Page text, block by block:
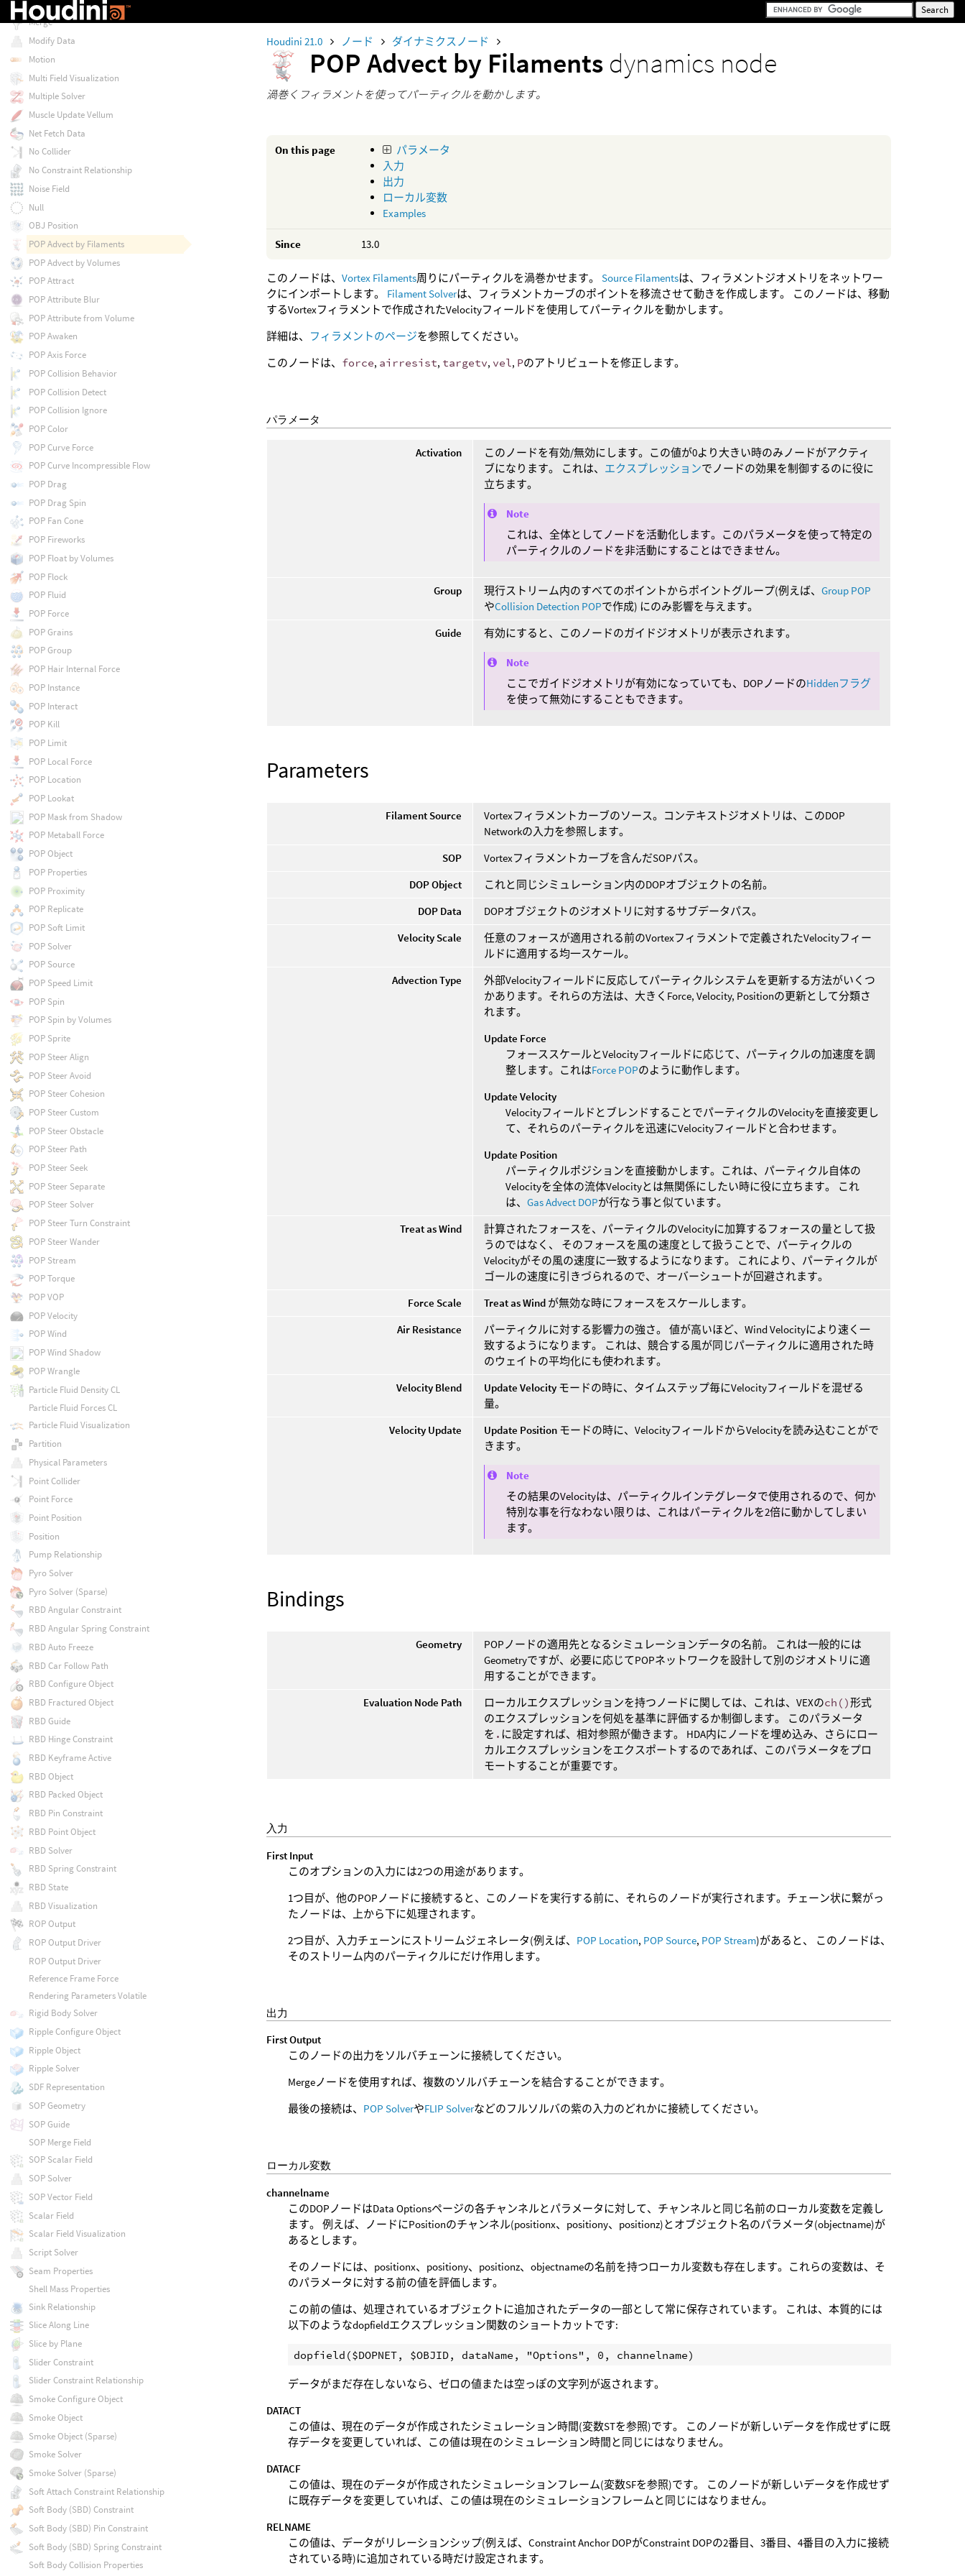
Houdini 21.0 ノード ダイナミクスノード
POP Advect by Filaments dynamics node
渦巻くフィラメントを使ってパーティクルを動かします。
On this page
パラメータ
入力
出力
ローカル変数
Examples
Since 13.0
このノードは、Vortex Filaments周りにパーティクルを渦巻かせます。Source Filamentsは、フィラメントジオメトリをネットワー
クにインポートします。 Filament Solverは、フィラメントカーブのポイントを移流させて動きを作成します。 このノードは、移動
するVortexフィラメントで作成されたVelocityフィールドを使用してパーティクルを動かします。
詳細は、 フィラメントのページを参照してください。
このノードは、 force, airresist, targetv, vel, Pのアトリビュートを修正します。
パラメータ
Activation
このノードを有効/無効にします。この値が0より大きい時のみノードがアクティ
ブになります。 これは、 エクスプレッションでノードの効果を制御するのに役に
立ちます。
Note
これは、全体としてノードを活動化します。このパラメータを使って特定の
パーティクルのノードを非活動にすることはできません。
Group 現行ストリーム内のすべてのポイントからポイントグループ(例えば、Group POP
やCollision Detection POPで作成) にのみ影響を与えます。
Guide
有効にすると、このノードのガイドジオメトリが表示されます。
Note
ここでガイドジオメトリが有効になっていても、DOPノードのHiddenフラグ
を使って無効にすることもできます。
Parameters
Filament Source
Vortexフィラメントカーブのソース。コンテキストジオメトリは、このDOP
Networkの入力を参照します。
SOP
Vortexフィラメントカーブを含んだSOPパス。
DOP Object
これと同じシミュレーション内のDOPオブジェクトの名前。
DOP Data
DOPオブジェクトのジオメトリに対するサブデータパス。
Velocity Scale
任意のフォースが適用される前のVortexフィラメントで定義されたVelocityフィー
ルドに適用する均一スケール。
Advection Type
外部Velocityフィールドに反応してパーティクルシステムを更新する方法がいくつ
かあります。それらの方法は、大きくForce, Velocity, Positionの更新として分類さ
れます。
Update Force
フォーススケールとVelocityフィールドに応じて、パーティクルの加速度を調
整します。これはForce POPのように動作します。
Update Velocity
VelocityフィールドとブレンドすることでパーティクルのVelocityを直接変更し
て、それらのパーティクルを迅速にVelocityフィールドと合わせます。
Update Position
パーティクルポジションを直接動かします。これは、パーティクル自体の
Velocityを全体の流体Velocityとは無関係にしたい時に役に立ちます。 これ
は、Gas Advect DOPが行なう事と似ています。
Treat as Wind
計算されたフォースを、パーティクルのVelocityに加算するフォースの量として扱
うのではなく、 そのフォースを風の速度として扱うことで、パーティクルの
Velocityがその風の速度に一致するようになります。 これにより、パーティクルが
ゴールの速度に引きづられるので、オーバーシュートが回避されます。
Force Scale
Treat as Wind が無効な時にフォースをスケールします。
Air Resistance
パーティクルに対する影響力の強さ。 値が高いほど、Wind Velocityにより速く一
致するようになります。 これは、競合する風が同じパーティクルに適用された時
のウェイトの平均化にも使われます。
Velocity Blend
Update Velocity モードの時に、タイムステップ毎にVelocityフィールドを混ぜる
量。
Velocity Update
Update Position モードの時に、VelocityフィールドからVelocityを読み込むことがで
きます。
Note
その結果のVelocityは、パーティクルインテグレータで使用されるので、何か
特別な事を行なわない限りは、これはパーティクルを2倍に動かしてしまい
ます。
Bindings
Geometry
POPノードの適用先となるシミュレーションデータの名前。 これは一般的には
Geometryですが、必要に応じてPOPネットワークを設計して別のジオメトリに適
用することができます。
Evaluation Node Path
ローカルエクスプレッションを持つノードに関しては、これは、VEXのch()形式
のエクスプレッションを何処を基準に評価するか制御します。 このパラメータ
を . に設定すれば、相対参照が働きます。 HDA内にノードを埋め込み、さらにロー
カルエクスプレッションをエクスポートするのであれば、このパラメータをプロ
モートすることが重要です。
入力
First Input
このオプションの入力には2つの用途があります。
1つ目が、他のPOPノードに接続すると、このノードを実行する前に、それらのノードが実行されます。チェーン状に繋がっ
たノードは、上から下に処理されます。
2つ目が、入力チェーンにストリームジェネレータ(例えば、 POP Location, POP Source, POP Stream)があると、 このノードは、
そのストリーム内のパーティクルにだけ作用します。
出力
First Output
このノードの出力をソルバチェーンに接続してください。
Mergeノードを使用すれば、複数のソルバチェーンを結合することができます。
最後の接続は、 POP SolverやFLIP Solverなどのフルソルバの紫の入力のどれかに接続してください。
ローカル変数
channelname
このDOPノードはData Optionsページの各チャンネルとパラメータに対して、チャンネルと同じ名前のローカル変数を定義し
ます。 例えば、ノードにPositionのチャンネル(positionx、positiony、positionz)とオブジェクト名のパラメータ(objectname)が
あるとします。
そのノードには、positionx、positiony、positionz、objectnameの名前を持つローカル変数も存在します。これらの変数は、そ
のパラメータに対する前の値を評価します。
この前の値は、処理されているオブジェクトに追加されたデータの一部として常に保存されています。 これは、本質的には
以下のようなdopfieldエクスプレッション関数のショートカットです:
データがまだ存在しないなら、ゼロの値または空っぽの文字列が返されます。
DATACT
この値は、現在のデータが作成されたシミュレーション時間(変数STを参照)です。 このノードが新しいデータを作成せずに既
存データを変更していれば、この値は現在のシミュレーション時間と同じにはなりません。
DATACF
この値は、現在のデータが作成されたシミュレーションフレーム(変数SFを参照)です。 このノードが新しいデータを作成せず
に既存データを変更していれば、この値は現在のシミュレーションフレームと同じにはなりません。
RELNAME
この値は、データがリレーションシップ(例えば、Constraint Anchor DOPがConstraint DOPの2番目、3番目、4番目の入力に接続
されている時)に追加されている時だけ設定されます。
Matrix Field Visualization
Merge
Modify Data
Motion
Multi Field Visualization
Multiple Solver
Muscle Update Vellum
Net Fetch Data
No Collider
No Constraint Relationship
Noise Field
Null
OBJ Position
POP Advect by Filaments
POP Advect by Volumes
POP Attract
POP Attribute Blur
POP Attribute from Volume
POP Awaken
POP Axis Force
POP Collision Behavior
POP Collision Detect
POP Collision Ignore
POP Color
POP Curve Force
POP Curve Incompressible Flow
POP Drag
POP Drag Spin
POP Fan Cone
POP Fireworks
POP Float by Volumes
POP Flock
POP Fluid
POP Force
POP Grains
POP Group
POP Hair Internal Force
POP Instance
POP Interact
POP Kill
POP Limit
POP Local Force
POP Location
POP Lookat
POP Mask from Shadow
POP Metaball Force
POP Object
POP Properties
POP Proximity
POP Replicate
POP Soft Limit
POP Solver
POP Source
POP Speed Limit
POP Spin
POP Spin by Volumes
POP Sprite
POP Steer Align
POP Steer Avoid
POP Steer Cohesion
POP Steer Custom
POP Steer Obstacle
POP Steer Path
POP Steer Seek
POP Steer Separate
POP Steer Solver
POP Steer Turn Constraint
POP Steer Wander
POP Stream
POP Torque
POP VOP
POP Velocity
POP Wind
POP Wind Shadow
POP Wrangle
Particle Fluid Density CL
Particle Fluid Forces CL
Particle Fluid Visualization
Partition
Physical Parameters
Point Collider
Point Force
Point Position
Position
Pump Relationship
Pyro Solver
Pyro Solver (Sparse)
RBD Angular Constraint
RBD Angular Spring Constraint
RBD Auto Freeze
RBD Car Follow Path
RBD Configure Object
RBD Fractured Object
RBD Guide
RBD Hinge Constraint
RBD Keyframe Active
RBD Object
RBD Packed Object
RBD Pin Constraint
RBD Point Object
RBD Solver
RBD Spring Constraint
RBD State
RBD Visualization
ROP Output
ROP Output Driver
ROP Output Driver
Reference Frame Force
Rendering Parameters Volatile
Rigid Body Solver
Ripple Configure Object
Ripple Object
Ripple Solver
SDF Representation
SOP Geometry
SOP Guide
SOP Merge Field
SOP Scalar Field
SOP Solver
SOP Vector Field
Scalar Field
Scalar Field Visualization
Script Solver
Seam Properties
Shell Mass Properties
Sink Relationship
Slice Along Line
Slice by Plane
Slider Constraint
Slider Constraint Relationship
Smoke Configure Object
Smoke Object
Smoke Object (Sparse)
Smoke Solver
Smoke Solver (Sparse)
Soft Attach Constraint Relationship
Soft Body (SBD) Constraint
Soft Body (SBD) Pin Constraint
Soft Body (SBD) Spring Constraint
Soft Body Collision Properties